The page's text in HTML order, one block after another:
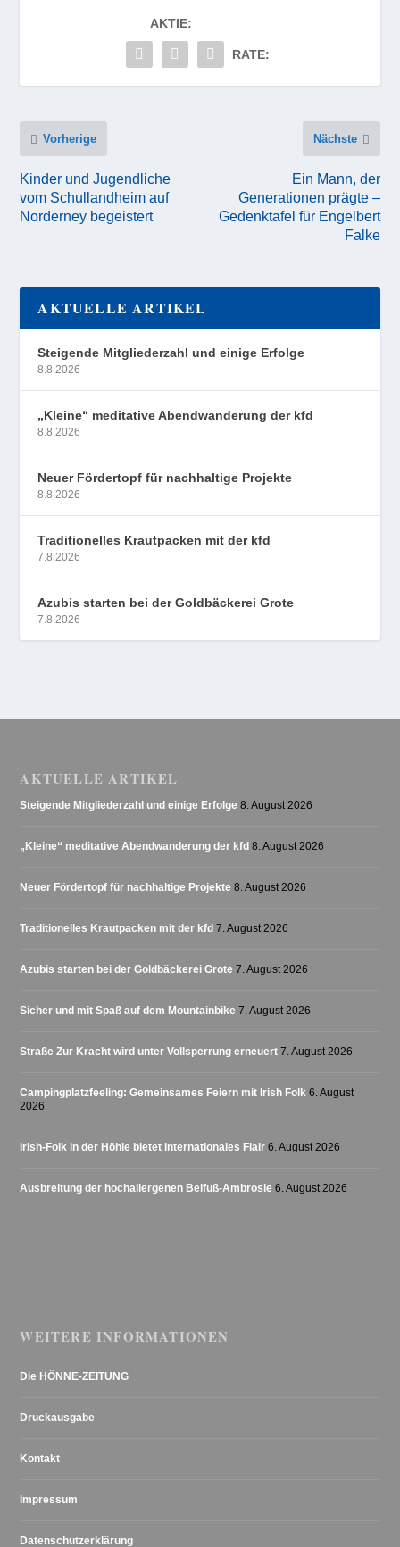
AKTIE:
RATE:
Vorherige
Kinder und Jugendliche
vom Schullandheim auf
Norderney begeistert
Nächste
Ein Mann, der
Generationen prägte –
Gedenktafel für Engelbert
Falke
AKTUELLE ARTIKEL
Steigende Mitgliederzahl und einige Erfolge
8.8.2026
„Kleine“ meditative Abendwanderung der kfd
8.8.2026
Neuer Fördertopf für nachhaltige Projekte
8.8.2026
Traditionelles Krautpacken mit der kfd
7.8.2026
Azubis starten bei der Goldbäckerei Grote
7.8.2026
AKTUELLE ARTIKEL
Steigende Mitgliederzahl und einige Erfolge 8. August 2026
„Kleine“ meditative Abendwanderung der kfd 8. August 2026
Neuer Fördertopf für nachhaltige Projekte 8. August 2026
Traditionelles Krautpacken mit der kfd 7. August 2026
Azubis starten bei der Goldbäckerei Grote 7. August 2026
Sicher und mit Spaß auf dem Mountainbike 7. August 2026
Straße Zur Kracht wird unter Vollsperrung erneuert 7. August 2026
Campingplatzfeeling: Gemeinsames Feiern mit Irish Folk 6. August
2026
Irish-Folk in der Höhle bietet internationales Flair 6. August 2026
Ausbreitung der hochallergenen Beifuß-Ambrosie 6. August 2026
WEITERE INFORMATIONEN
Die HÖNNE-ZEITUNG
Druckausgabe
Kontakt
Impressum
Datenschutzerklärung